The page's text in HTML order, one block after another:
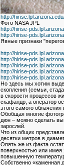
http://
Фото NASA JPL
http://hirise-
http://hirise-
Явные признаки
http://hirise-
http://hirise-
http://hirise-
http://hirise-
http://hirise-
Но здесь мы хотим
скопления (семьи,
в скорости процессов
скафандр, а оператор
этого самого облачения
Обобщая многие
дюн – можно сделать
зарослей.
Что из общих
десятки метров в
Опять же из факта
поверхностью или
повышенную
Собственно «каменная